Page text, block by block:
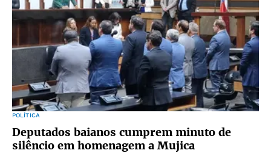
POLÍTICA
Deputados baianos cumprem minuto de
silêncio em homenagem a Mujica